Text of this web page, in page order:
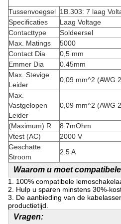
Tussenvoegsel 1B.303: 7 laag
Specificaties
Laag Voltage
Contacttype
Soldeersel
Max. Matings
5000
Contact Dia
0,5 mm
Emmer Dia
0.45mm
Max. Stevige
Leider
0,09 mm^2 (AWG
Max.
Vastgelopen
Leider
0,09 mm^2 (AWG
(Maximum) R
8.7mOhm
Vtest (AC)
2000 V
Geschatte
Stroom
2.5 A
Waarom u moet
1. 100% compatibele
2. Hulp u sparen minstens 30%-
3. De aanbieding van de
productietijd.
Vragen: